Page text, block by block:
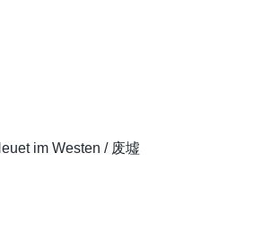
im Westen / 废墟